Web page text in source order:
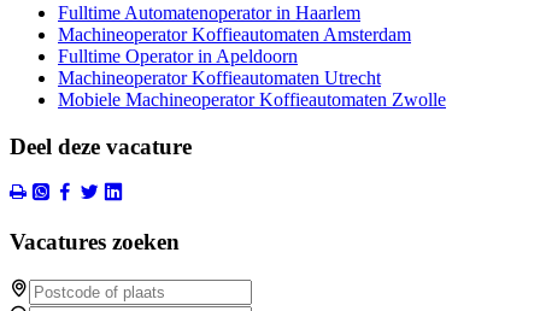
Fulltime Automatenoperator in Haarlem
Machineoperator Koffieautomaten Amsterdam
Fulltime Operator in Apeldoorn
Machineoperator Koffieautomaten Utrecht
Mobiele Machineoperator Koffieautomaten Zwolle
Deel deze vacature
Vacatures zoeken